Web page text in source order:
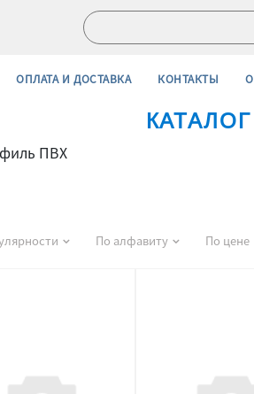
ОПЛАТА И ДОСТАВКА КОНТАКТЫ
КАТАЛОГ
ПВХ
По алфавиту По цене